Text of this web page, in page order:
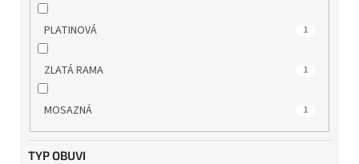
s.OLIVER 0
SKECHERS 0
TAMARIS 1
WILD 0
PLATINOVÁ 1
ZLATÁ RAMA 1
MOSAZNÁ 1
TYP OBUVI